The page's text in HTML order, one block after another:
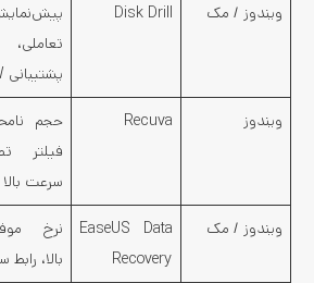
ویندوز / مک Disk Drill
تعاملی،
پشتیبانی RAW
ویندوز Recuva
حجم
فیلتر
سرعت بالا
ویندوز / مک
EaseUS Data
Recovery
نرخ
بالا، رابط